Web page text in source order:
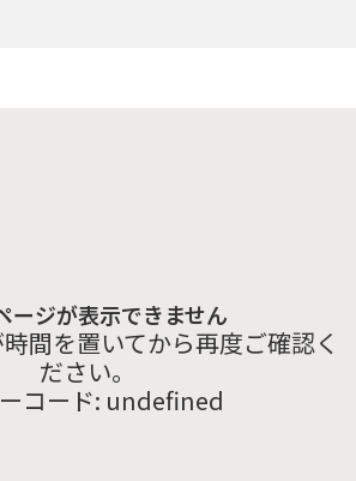
ージが表示できません
間を置いてから再度ご確認く
ださい。
コード: undefined